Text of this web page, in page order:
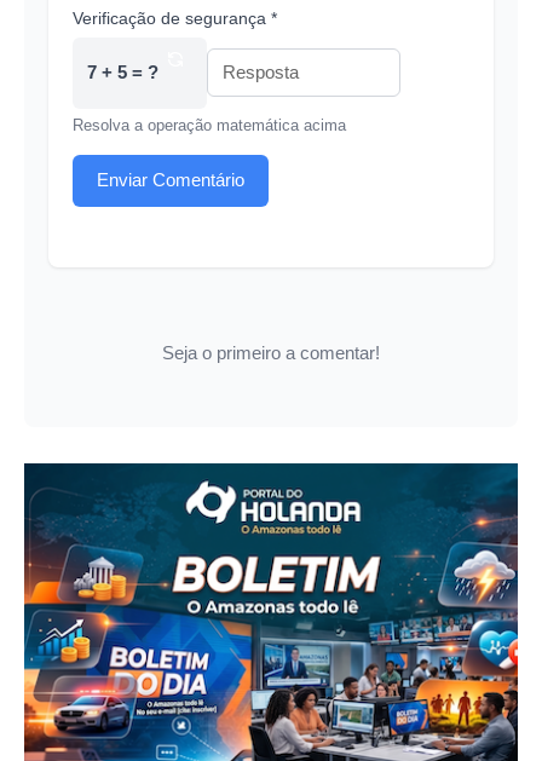
Verificação de segurança *
7 + 5 = ?
Resolva a operação matemática acima
Enviar Comentário
Seja o primeiro a comentar!